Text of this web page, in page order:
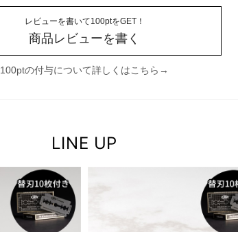
レビューを書いて100ptをGET！
商品レビューを書く
100ptの付与について詳しくはこちら→
LINE UP